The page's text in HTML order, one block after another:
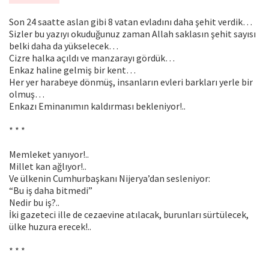
Son 24 saatte aslan gibi 8 vatan evladını daha şehit verdik…
Sizler bu yazıyı okuduğunuz zaman Allah saklasın şehit sayısı
belki daha da yükselecek…
Cizre halka açıldı ve manzarayı gördük…
Enkaz haline gelmiş bir kent…
Her yer harabeye dönmüş, insanların evleri barkları yerle bir
olmuş…
Enkazı Eminanımın kaldırması bekleniyor!..
* * *
Memleket yanıyor!..
Millet kan ağlıyor!..
Ve ülkenin Cumhurbaşkanı Nijerya’dan sesleniyor:
“Bu iş daha bitmedi”
Nedir bu iş?..
İki gazeteci ille de cezaevine atılacak, burunları sürtülecek,
ülke huzura erecek!..
* * *